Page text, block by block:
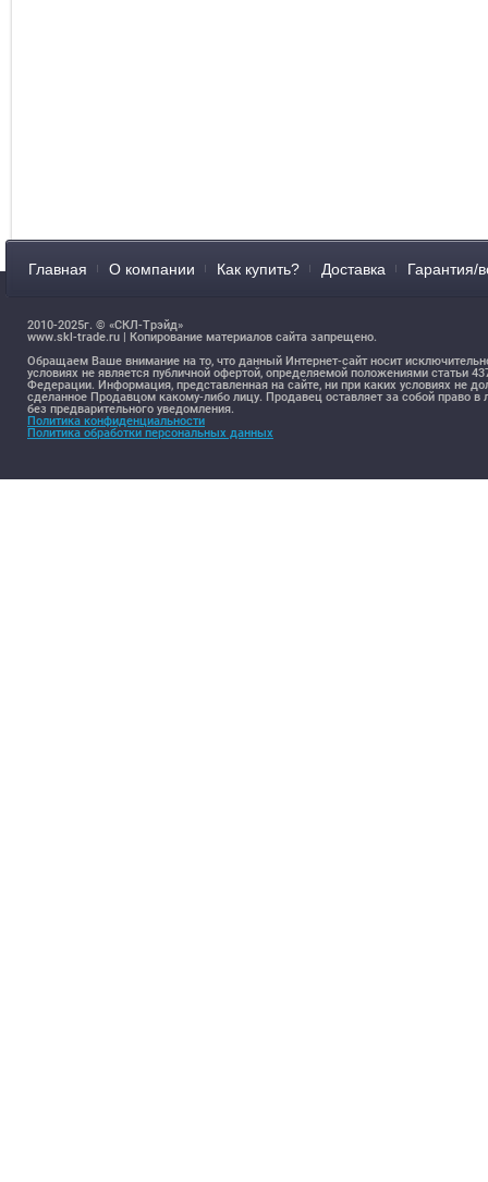
Главная О компании Как купить? Доставка Гарантия/
2010-2025г. © «СКЛ-Трэйд»
www.skl-trade.ru | Копирование материалов сайта запрещено.
Обращаем Ваше внимание на то, что данный Интернет-сайт носит
условиях не является публичной офертой, определяемой положениями статьи
Федерации. Информация, представленная на сайте, ни при каких условиях не
сделанное Продавцом какому-либо лицу. Продавец оставляет за собой право
без предварительного уведомления.
Политика конфиденциальности
Политика обработки персональных данных